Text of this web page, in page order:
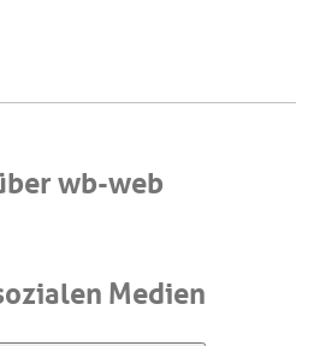
wb-web
Medien